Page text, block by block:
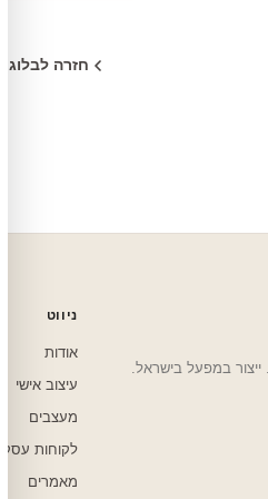
חזרה לבלוג
ייצור במפעל בישראל.
ניווט
אודות
עיצוב אישי
מעצבים
לקוחות
מאמרים